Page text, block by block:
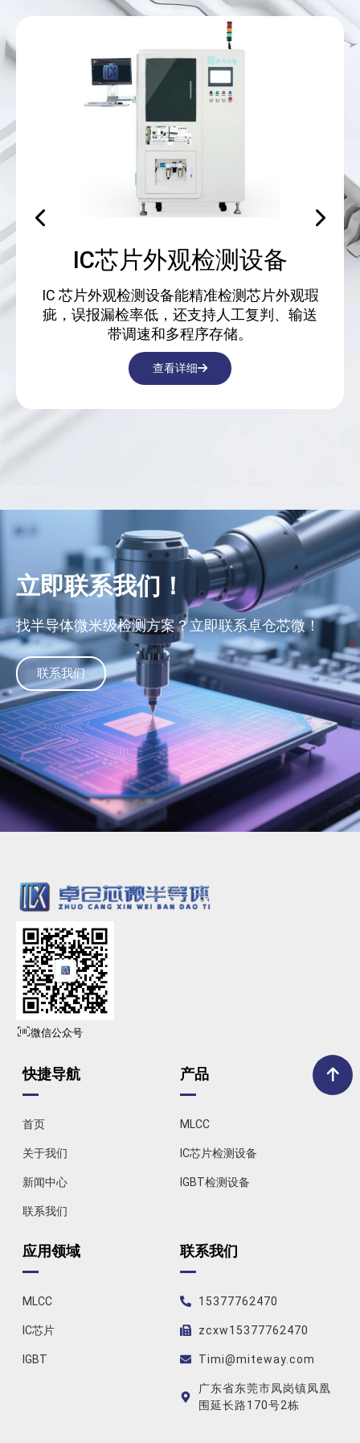
IC芯片外观检测设备
IC 芯片外观检测设备能精准检测芯片外观瑕
疵，误报漏检率低，还支持人工复判、输送
带调速和多程序存储。
查看详细
立即联系我们！
找半导体微米级检测方案？立即联系卓仓芯微！
联系我们
微信公众号
快捷导航
首页
关于我们
新闻中心
联系我们
产品
MLCC
IC芯片检测设备
IGBT检测设备
应用领域
MLCC
IC芯片
IGBT
联系我们
15377762470
zcxw15377762470
Timi@miteway.com
广东省东莞市凤岗镇凤凰
围延长路170号2栋